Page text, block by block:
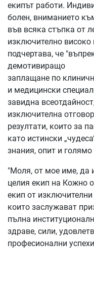
екипът работи.
болен, вниманието
във всяка стъпка от
изключително
подчертава, че
демотивиращо
заплащане по
и медицински
завидна
изключителна
резултати, които за
като истински
знания, опит и голямо
"Моля, от мое име, да
целия екип на Кожно
екип от
които заслужават
пълна
здраве, сили,
професионални